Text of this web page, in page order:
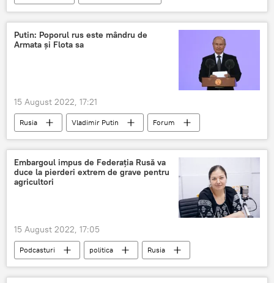
tăierea copacilor
pagubele intemperiilor
Putin: Poporul rus este mândru de
Armata şi Flota sa
15 August 2022, 17:21
Rusia Vladimir Putin
Forum
militar
Embargoul impus de Federația Rusă va
duce la pierderi extrem de grave pentru
agricultori
15 August 2022, 17:05
Podcasturi politica
Rusia
Rosselhoznadzor